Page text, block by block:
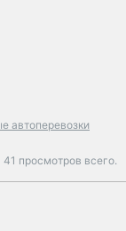
автоперевозки
41 просмотров всего.